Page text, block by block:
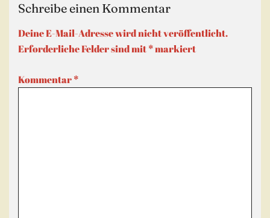
Schreibe einen Kommentar
Deine E-Mail-Adresse wird nicht veröffentlicht.
Erforderliche Felder sind mit*markiert
Kommentar*